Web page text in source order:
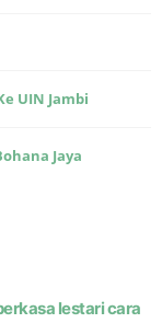
UIN Jambi
Jaya
lestari cara